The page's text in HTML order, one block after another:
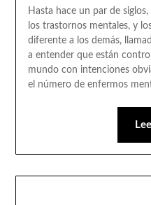
Hasta hace un par de
los trastornos mentales, y
diferente a los demás,
a entender que están
mundo con intenciones
el número de enfermos